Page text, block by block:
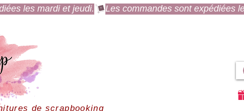
les mardi et jeudi.
de scrapbooking